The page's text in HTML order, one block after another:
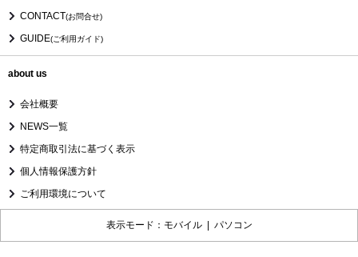
CONTACT(お問合せ)
GUIDE(ご利用ガイド)
about us
会社概要
NEWS一覧
特定商取引法に基づく表示
個人情報保護方針
ご利用環境について
表示モード：モバイル | パソコン